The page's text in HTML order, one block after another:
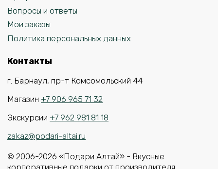
Вопросы и ответы
Мои заказы
Политика персональных данных
Контакты
г. Барнаул, пр-т Комсомольский 44
Магазин +7 906 965 71 32
Экскурсии +7 962 981 81 18
zakaz@podari-altai.ru
© 2006-2026 «Подари Алтай» - Вкусные
корпоративные подарки от производителя